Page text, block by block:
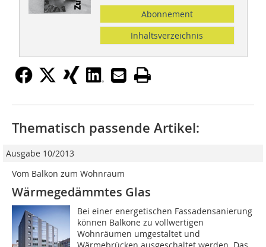
Abonnement
Inhaltsverzeichnis
Thematisch passende Artikel:
Ausgabe 10/2013
Vom Balkon zum Wohnraum
Wärmegedämmtes Glas
Bei einer energetischen Fassadensanierung
können Balkone zu vollwertigen
Wohnräumen umgestaltet und